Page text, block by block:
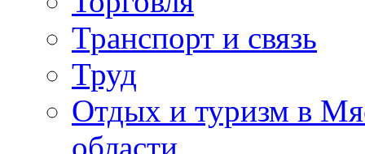
Транспорт и связь
Труд
Отдых и туризм в